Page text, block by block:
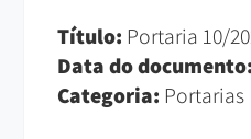
Título: Portaria 10/
Data do documento:
Categoria: Portarias